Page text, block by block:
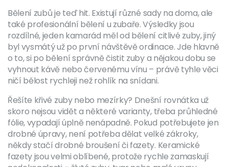
Bělení zubů je teď hit. Existují různé sady na doma, ale
také profesionální bělení u zubaře. Výsledky jsou
rozdílné, jeden kamarád měl od bělení citlivé zuby, jiný
byl vysmátý už po první návštěvě ordinace. Jde hlavně
o to, si po bělení správně čistit zuby a nějakou dobu se
vyhnout kávě nebo červenému vínu – právě tyhle věci
ničí bělost rychleji než rohlík na snídani.
Řešíte křivé zuby nebo mezírky? Dnešní rovnátka už
skoro nejsou vidět a některé varianty, třeba průhledné
fólie, vypadají úplně nenápadně. Pokud potřebujete jen
drobné úpravy, není potřeba dělat velké zákroky,
někdy stačí drobné broušení či fazety. Keramické
fazety jsou velmi oblíbené, protože rychle zamaskují